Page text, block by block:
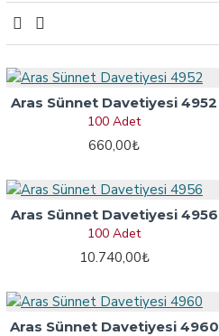
Aras Sünnet Davetiyesi 4952
100 Adet
660,00₺
Aras Sünnet Davetiyesi 4956
100 Adet
10.740,00₺
Aras Sünnet Davetiyesi 4960